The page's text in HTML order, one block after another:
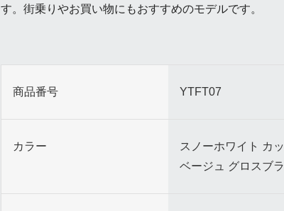
す。街乗りやお買い物にもおすすめのモデルです。
商品番号 YTFT07
カラー
スノーホワイト カ
ベージュ グロスブ